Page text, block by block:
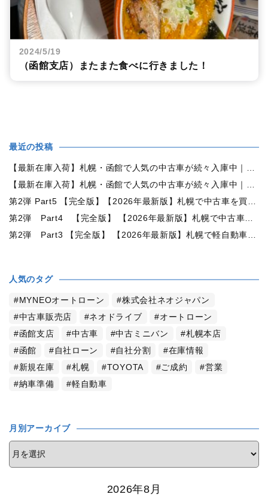
2024/5/19
（函館支店）またまた食べに行きました！
最近の投稿
人気のタグ
MYNEOオートローン
株式会社ネオジャパン
中古車販売店
ネオドライブ
オートローン
函館支店
中古車 中古ミニバン
札幌本店
函館
自社ローン 自社分割
在庫情報
新規在庫
札幌 TOYOTA ご成約
営業
納車準備
軽自動車
月別アーカイブ
2026年8月